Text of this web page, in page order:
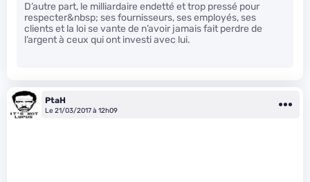
D’autre part, le milliardaire endetté et trop pressé pour
respecter&nbsp; ses fournisseurs, ses employés, ses
clients et la loi se vante de n’avoir jamais fait perdre de
l’argent à ceux qui ont investi avec lui.
PtaH
Le 21/03/2017 à 12h09